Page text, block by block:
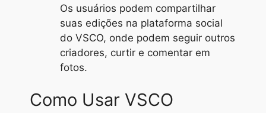
Os usuários podem compartilhar
suas edições na plataforma social
do VSCO, onde podem seguir outros
criadores, curtir e comentar em
fotos.
Como Usar VSCO